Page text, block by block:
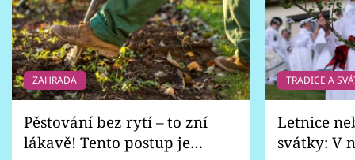
ZAHRADA
Pěstování bez rytí – to zní
lákavě! Tento postup je
TRADICE A
Letnice
svátky: V